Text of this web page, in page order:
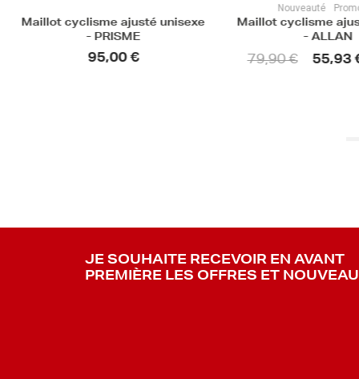
Maillot cyclisme ajusté unisexe
- PRISME
95,00 €
Nouveauté
Maillot cyclisme
- ALLAN
79,90 € 55,93 €
JE SOUHAITE RECEVOIR EN AVANT
PREMIÈRE LES OFFRES ET